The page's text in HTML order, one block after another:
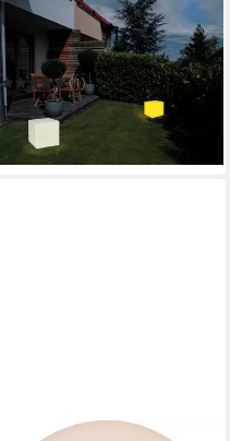
OTTO HOME
LED Solarleuchte Eellin, LED-
Solar Würfelleuchte 30 cm
(1)
54,49 € UVP69,99 €
-22%
in 4-5 Werktagen bei dir